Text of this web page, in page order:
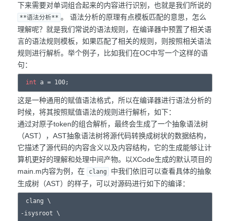
下来需要对单词组合起来的内容进行识别，也就是我们所说的
**语法分析** 。 语法分析的原理有点模板匹配的意思，怎么
理解呢？就是我们常说的语法规则，在编译器中预置了相关语
言的语法规则模板，如果匹配了相关的规则，则按照相关语法
规则进行解析。举个例子，比如我们在OC中写一个这样的语
句：
int
这是一种通用的赋值语法格式，所以在编译器进行语法分析的
时候，将其按照赋值语法的规则进行解析，如下：
通过对原子token的组合解析，最终会生成了一个抽象语法树
（AST），AST抽象语法树将源代码转换成树状的数据结构，
它描述了源代码的内容含义以及内容结构，它的生成能够让计
算机更好的理解和处理中间产物。以XCode生成的默认项目的
main.m内容为例，在
clang
中我们依旧可以查看具体的抽象
生成树（AST）的样子，可以对源码进行如下的编译：
clang \
-isysroot \